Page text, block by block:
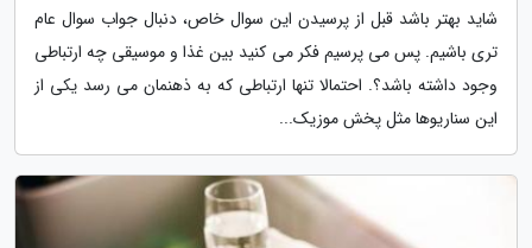
شاید بهتر باشد قبل از پرسیدن این سوال خاص، دنبال جواب سوال عام
تری باشیم. پس می پرسیم فکر می کنید بین غذا و موسیقی چه ارتباطی
وجود داشته باشد؟. احتمالا تنها ارتباطی که به ذهنمان می رسد یکی از
این سناریوها مثل پخش موزیک...